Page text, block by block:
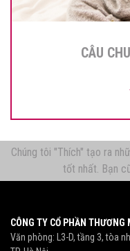
CÂU
Chúng tôi "Thích" tạo ra
tốt nhất. Bạn
CÔNG TY CỔ PHẦN
Văn phòng: L3-D, tầng 3, tòa